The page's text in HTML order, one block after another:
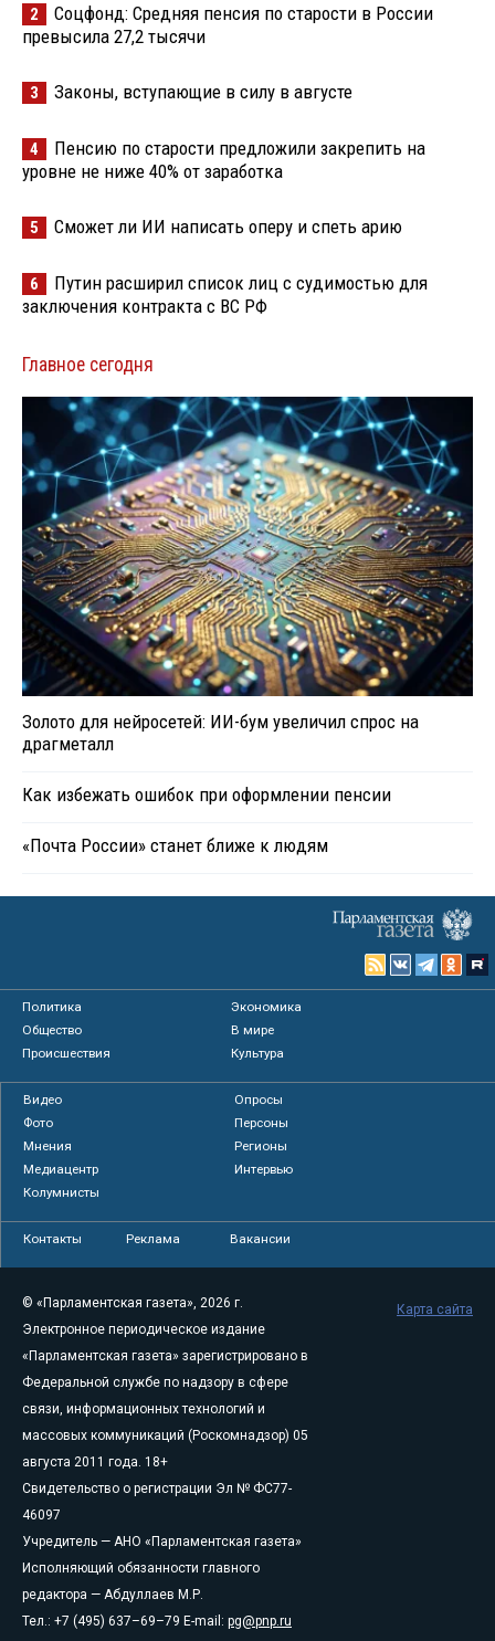
2
Соцфонд: Средняя пенсия по старости в России
превысила 27,2 тысячи
3 Законы, вступающие в силу в августе
4
Пенсию по старости предложили закрепить на
уровне не ниже 40% от заработка
5 Сможет ли ИИ написать оперу и спеть арию
6
Путин расширил список лиц с судимостью для
заключения контракта с ВС РФ
Главное сегодня
Золото для нейросетей: ИИ-бум увеличил спрос на
драгметалл
Как избежать ошибок при оформлении пенсии
«Почта России» станет ближе к людям
Политика
Экономика
Общество
В мире
Происшествия
Культура
Видео
Опросы
Фото
Персоны
Мнения
Регионы
Медиацентр
Интервью
Колумнисты
Контакты Реклама Вакансии
© «Парламентская газета», 2026 г.
Электронное периодическое издание
«Парламентская газета» зарегистрировано в
Федеральной службе по надзору в сфере
связи, информационных технологий и
массовых коммуникаций (Роскомнадзор) 05
августа 2011 года. 18+
Свидетельство о регистрации Эл № ФС77-
46097
Учредитель — АНО «Парламентская газета»
Исполняющий обязанности главного
редактора — Абдуллаев М.Р.
Тел.: +7 (495) 637–69–79 E-mail: pg@pnp.ru
Карта сайта